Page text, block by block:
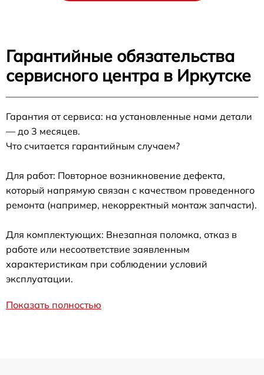
Гарантийные обязательства
сервисного центра в Иркутске
Гарантия от сервиса: на установленные нами детали
— до 3 месяцев.
Что считается гарантийным случаем?
Для работ: Повторное возникновение дефекта,
который напрямую связан с качеством проведенного
ремонта (например, некорректный монтаж запчасти).
Для комплектующих: Внезапная поломка, отказ в
работе или несоответствие заявленным
характеристикам при соблюдении условий
эксплуатации.
Показать полностью